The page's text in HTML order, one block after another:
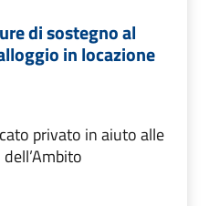
di sostegno al
in locazione
privato in aiuto alle